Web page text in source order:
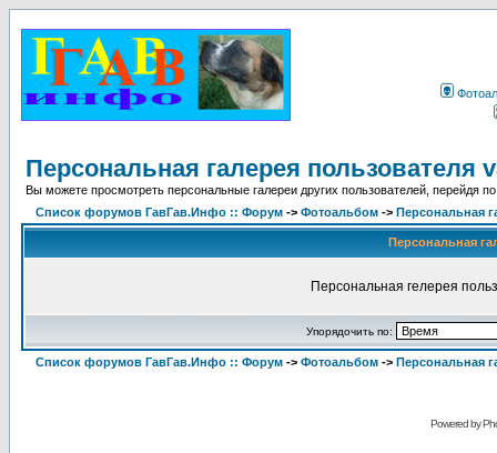
Персональная галерея пользователя
Вы можете просмотреть персональные галереи других пользователей, перейдя
Список форумов ГавГав.Инфо :: Форум -> Фотоальбом -> Персональная
Персональная
Персональная гелерея
Упорядочить по:
Список форумов ГавГав.Инфо :: Форум -> Фотоальбом -> Персональная
Powered by